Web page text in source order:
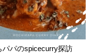
パパのspicecurry探訪